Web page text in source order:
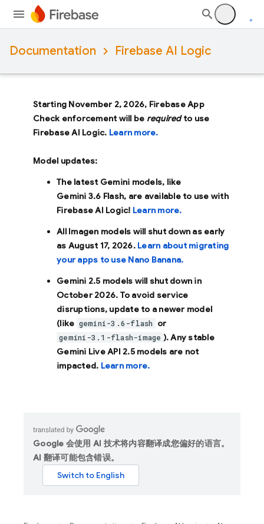
Documentation Firebase AI Logic
Starting November 2, 2026, Firebase App
Check enforcement will be requiredto use
Firebase AI Logic. Learn more.
Model updates:
The latest Gemini models, like
Gemini 3.6 Flash, are available to use with
Firebase AI Logic! Learn more.
All Imagen models will shut down as early
as August 17, 2026. Learn about migrating
your apps to use Nano Banana.
Gemini 2.5 models will shut down in
October 2026. To avoid service
disruptions, update to a newer model
(like gemini-3.6-flash or
gemini-3.1-flash-image ). Any stable
Gemini Live API 2.5 models are not
impacted. Learn more.
Google 会使用 AI 技术将内容翻译成您偏好的语言。
AI 翻译可能包含错误。